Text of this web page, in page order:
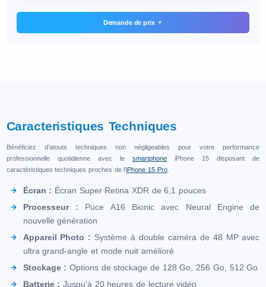
Demande de prix
Caracteristiques Techniques
Bénéficiez d’atouts techniques non négligeables pour votre performance
professionnelle quotidienne avec le smartphone iPhone 15 disposant de
caractéristiques techniques proches de l'iPhone 15 Pro.
Écran : Écran Super Retina XDR de 6,1 pouces
Processeur : Puce A16 Bionic avec Neural Engine de
nouvelle génération
Appareil Photo : Système à double caméra de 48 MP avec
ultra grand-angle et mode nuit amélioré
Stockage : Options de stockage de 128 Go, 256 Go, 512 Go
Batterie : Jusqu'à 20 heures de lecture vidéo